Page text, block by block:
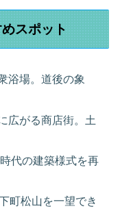
スポット
浴場。道後の象
広がる商店街。土
時代の建築様式を再
町松山を一望でき